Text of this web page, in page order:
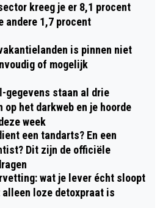
kreeg je er 8,1 procent
andere 1,7 procent
is pinnen niet
of mogelijk
gegevens staan al drie
op het darkweb en je hoorde
week
een tandarts? En een
Dit zijn de officiële
wat je lever écht sloopt
alleen loze detoxpraat is